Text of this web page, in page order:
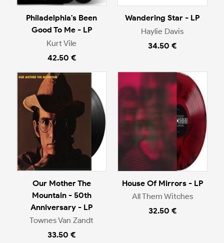
Philadelphia's Been
Good To Me - LP
Kurt Vile
42.50 €
Wandering Star - LP
Haylie Davis
34.50 €
Our Mother The
Mountain - 50th
Anniversary - LP
Townes Van Zandt
33.50 €
House Of Mirrors - LP
All Them Witches
32.50 €